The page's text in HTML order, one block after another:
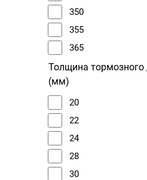
350
355
365
370
375
378
379
380
405
Толщина тормозного
(мм)
20
22
24
28
30